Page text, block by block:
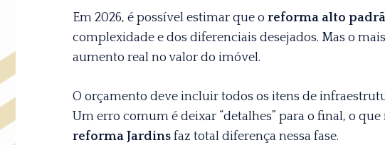
Em 2026, é possível estimar que o reforma alto
complexidade e dos diferenciais desejados. Mas o
aumento real no valor do imóvel.
O orçamento deve incluir todos os itens de
Um erro comum é deixar “detalhes” para o final, o
reforma Jardins faz total diferença nessa fase.